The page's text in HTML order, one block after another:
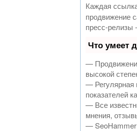
Каждая
продвижение
пресс-релизы
Что умеет
—
высокой
— Регулярная
показателей
— Все
мнения,
— SeoHammer